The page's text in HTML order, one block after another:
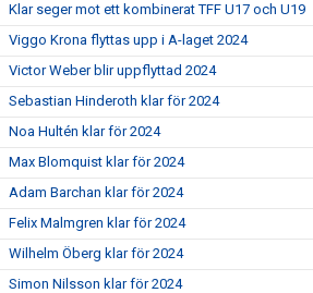
Klar seger mot ett kombinerat TFF U17 och U19
Viggo Krona flyttas upp i A-laget 2024
Victor Weber blir uppflyttad 2024
Sebastian Hinderoth klar för 2024
Noa Hultén klar för 2024
Max Blomquist klar för 2024
Adam Barchan klar för 2024
Felix Malmgren klar för 2024
Wilhelm Öberg klar för 2024
Simon Nilsson klar för 2024